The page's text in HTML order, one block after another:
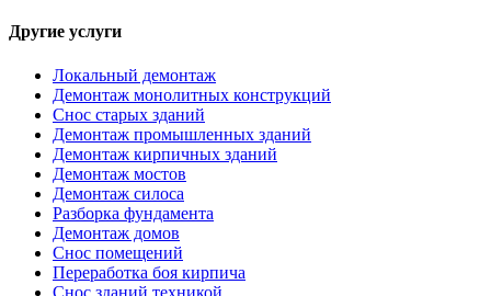
Другие услуги
Локальный демонтаж
Демонтаж монолитных конструкций
Снос старых зданий
Демонтаж промышленных зданий
Демонтаж кирпичных зданий
Демонтаж мостов
Демонтаж силоса
Разборка фундамента
Демонтаж домов
Снос помещений
Переработка боя кирпича
Снос зданий техникой